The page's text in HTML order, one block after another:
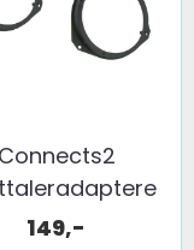
Connects2
(165mm) ...
149,-